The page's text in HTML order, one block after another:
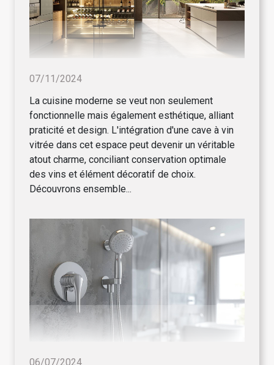
07/11/2024
La cuisine moderne se veut non seulement
fonctionnelle mais également esthétique, alliant
praticité et design. L'intégration d'une cave à vin
vitrée dans cet espace peut devenir un véritable
atout charme, conciliant conservation optimale
des vins et élément décoratif de choix.
Découvrons ensemble...
06/07/2024